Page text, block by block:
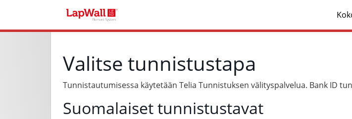
Valitse tunnistustapa
Tunnistautumisessa käytetään Telia Tunnistuksen välityspalvelua. Bank ID
Suomalaiset tunnistustavat